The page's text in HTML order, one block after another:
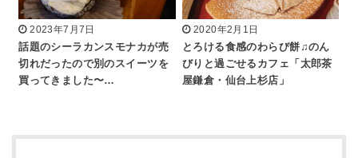
2023年7月7日
話題のシーラカンスモナカが売
切れだったので別のスイーツを
買ってきました〜…
2020年2月1日
とろける食感のわらび餅♫のん
びりと過ごせるカフェ「太郎茶
屋鎌倉・仙台上杉店」